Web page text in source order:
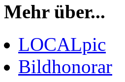
Mehr über...
LOCALpic
Bildhonorar